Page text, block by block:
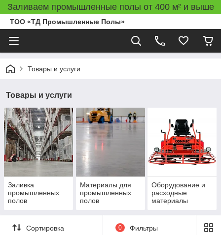
Заливаем промышленные полы от 400 м² и выше
ТОО «ТД Промышленные Полы»
Товары и услуги
Товары и услуги
Заливка
промышленных
полов
Материалы для
промышленных
полов
Оборудование и
расходные
материалы
Сортировка 0 Фильтры